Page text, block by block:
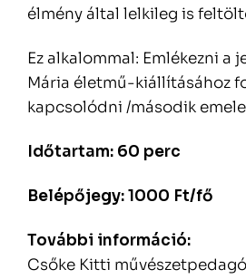
élmény által lelkileg is
Ez alkalommal: Emlékezni a
Mária életmű-kiállításához
kapcsolódni /második
Időtartam: 60 perc
Belépőjegy: 1000 Ft/fő
További információ:
Csőke Kitti